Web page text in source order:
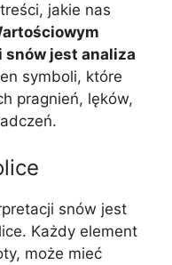
jakie nas
jest analiza
symboli, które
pragnień, lęków,
snów jest
Każdy element
może mieć